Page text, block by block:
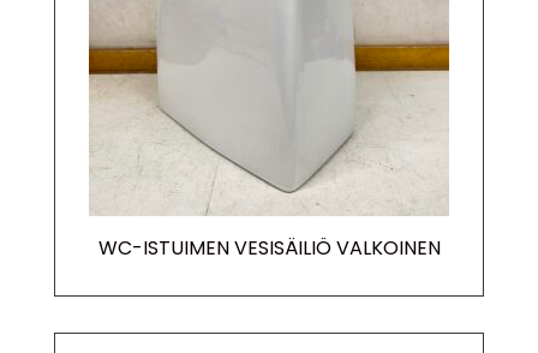
WC-ISTUIMEN VESISÄILIÖ VALKOINEN